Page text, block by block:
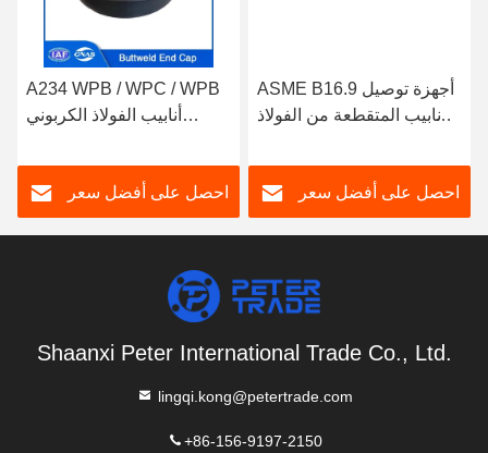
A234 WPB / WPC / WPB
أنابيب الفولاذ الكربوني
48'
احصل على أفضل سعر
ASME B16.9 أجهزة توصيل
الأنابيب المتقطعة من الفولاذ
الحائط ASTM A403
WP304 لربط الأنابيب
المتقطعة
احصل على أفضل سعر
Shaanxi Peter International Trade Co., Ltd.
lingqi.kong@petertrade.com
+86-156-9197-2150